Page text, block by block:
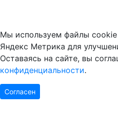
Мы используем файлы cookie
Яндекс Метрика для
Оставаясь на сайте, вы
конфиденциальности.
Согласен